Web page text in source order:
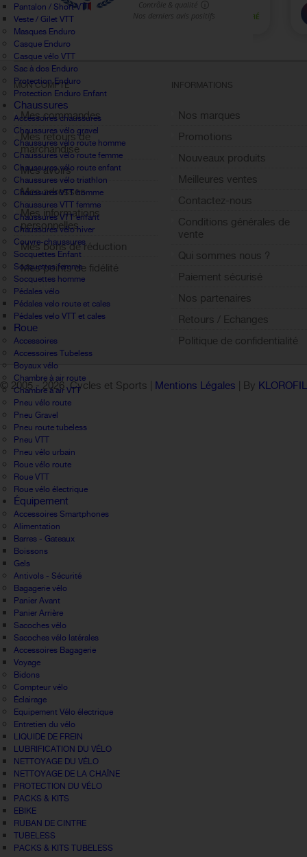
Pantalon / Short VTT
Veste / Gilet VTT
Masques Enduro
Casque Enduro
Casque vélo VTT
Sac à dos Enduro
Protection Enduro
Protection Enduro Enfant
Chaussures
Accessoires chaussures
Chaussures vélo gravel
Chaussures vélo route homme
Chaussures vélo route femme
Chaussures vélo route enfant
Chaussures vélo triathlon
Chaussures VTT homme
Chaussures VTT femme
Chaussures VTT enfant
Chaussures vélo hiver
Couvre-chaussures
Socquettes Enfant
Socquettes femme
Socquettes homme
Pédales vélo
Pédales velo route et cales
Pédales velo VTT et cales
Roue
Accessoires
Accessoires Tubeless
Boyaux vélo
Chambre à air route
Chambre à air VTT
Pneu vélo route
Pneu Gravel
Pneu route tubeless
Pneu VTT
Pneu vélo urbain
Roue vélo route
Roue VTT
Roue vélo électrique
Équipement
Accessoires Smartphones
Alimentation
Barres - Gateaux
Boissons
Gels
Antivols - Sécurité
Bagagerie vélo
Panier Avant
Panier Arrière
Sacoches vélo
Sacoches vélo latérales
Accessoires Bagagerie
Voyage
Bidons
Compteur vélo
Éclairage
Equipement Vélo électrique
Entretien du vélo
LIQUIDE DE FREIN
LUBRIFICATION DU VÉLO
NETTOYAGE DU VÉLO
NETTOYAGE DE LA CHAÎNE
PROTECTION DU VÉLO
PACKS & KITS
EBIKE
RUBAN DE CINTRE
TUBELESS
PACKS & KITS TUBELESS
MON COMPTE
Mes commandes
Mes retours de
marchandise
Mes avoirs
Mes adresses
Mes informations
personnelles
Mes bons de réduction
Mes points de fidélité
Sign out
INFORMATIONS
Nos marques
Promotions
Nouveaux produits
Meilleures ventes
Contactez-nous
Conditions générales de
vente
Qui sommes nous ?
Paiement sécurisé
Nos partenaires
Retours / Echanges
Politique de confidentialité
© 2005 - 2026 Cycles et Sports | Mentions Légales | By